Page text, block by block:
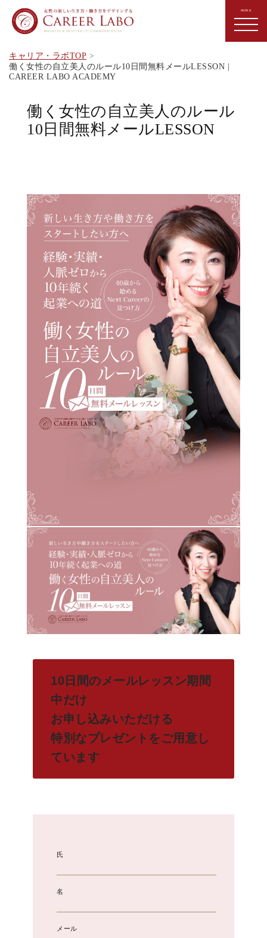
キャリア・ラボTOP
働く女性の自立美人のルール10日間無料メールLESSON |
CAREER LABO ACADEMY
働く女性の自立美人のルール
10日間無料メールLESSON
10日間のメールレッスン期間
中だけ
お申し込みいただける
特別なプレゼントをご用意し
ています
氏
名
メール